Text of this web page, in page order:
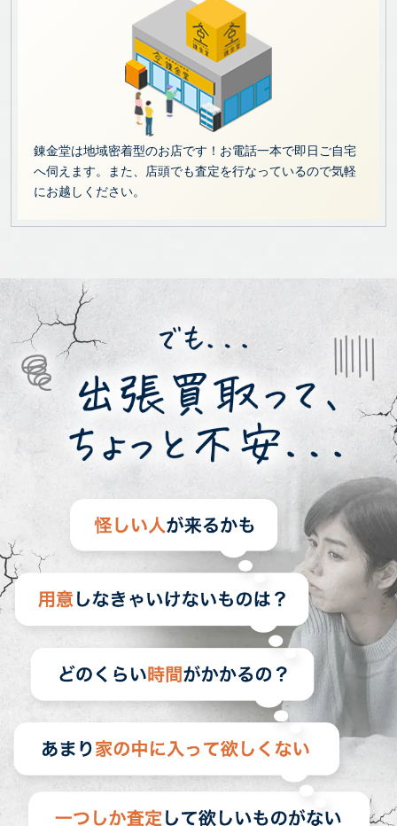
錬金堂は地域密着型のお店です！お電話一本で即日ご自宅
へ伺えます。また、店頭でも査定を行なっているので気軽
にお越しください。